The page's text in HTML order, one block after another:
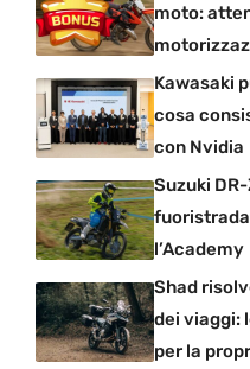
moto:
Kawasaki
cosa
con Nvidia
Suzuki
l’Academy
Shad
dei viaggi:
per la